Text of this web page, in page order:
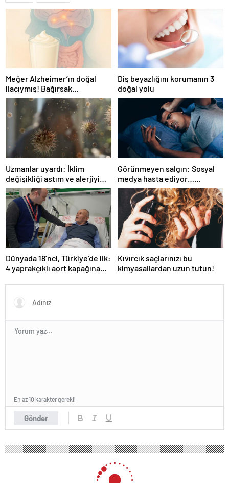
Meğer Alzheimer’ın doğal
ilacıymış! Bağırsak
iltihaplanmasını önlüyor…
Diş beyazlığını korumanın 3
doğal yolu
Uzmanlar uyardı: İklim
değişikliği astım ve alerjiyi
tetikliyor
Görünmeyen salgın: Sosyal
medya hasta ediyor…
Fiziksel, duygusal, zihinsel
etkilerine inanamayacaksınız
Dünyada 18’nci, Türkiye’de ilk:
4 yaprakçıklı aort kapağına
Kıvırcık saçlarınızı bu
kimyasallardan uzun tutun!
Gönder
En az 10 karakter gerekli